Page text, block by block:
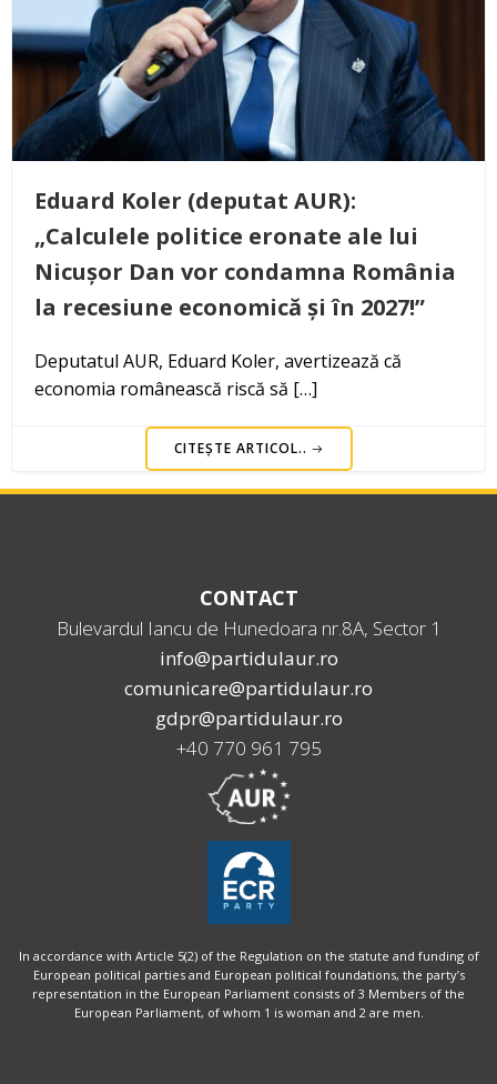
Eduard Koler (deputat AUR):
„Calculele politice eronate ale lui
Nicușor Dan vor condamna România
la recesiune economică și în 2027!”
Deputatul AUR, Eduard Koler, avertizează că
economia românească riscă să […]
CITEȘTE ARTICOL..
CONTACT
Bulevardul Iancu de Hunedoara nr.8A, Sector 1
info@partidulaur.ro
comunicare@partidulaur.ro
gdpr@partidulaur.ro
+40 770 961 795
In accordance with Article 5(2) of the Regulation on the statute and funding of
European political parties and European political foundations, the party’s
representation in the European Parliament consists of 3 Members of the
European Parliament, of whom 1 is woman and 2 are men.